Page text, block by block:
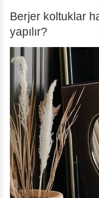
Berjer koltuklar
yapılır?